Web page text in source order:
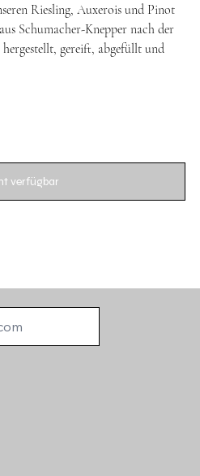
Riesling, Auxerois und Pinot
Schumacher-Knepper nach der
gereift, abgefüllt und
verfügbar